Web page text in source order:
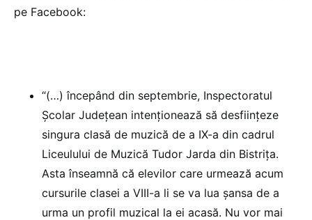
pe Facebook:
“(…) începând din septembrie, Inspectoratul
Școlar Județean intenționează să desființeze
singura clasă de muzică de a IX-a din cadrul
Liceulului de Muzică Tudor Jarda din Bistrița.
Asta înseamnă că elevilor care urmează acum
cursurile clasei a VIII-a li se va lua șansa de a
urma un profil muzical la ei acasă. Nu vor mai